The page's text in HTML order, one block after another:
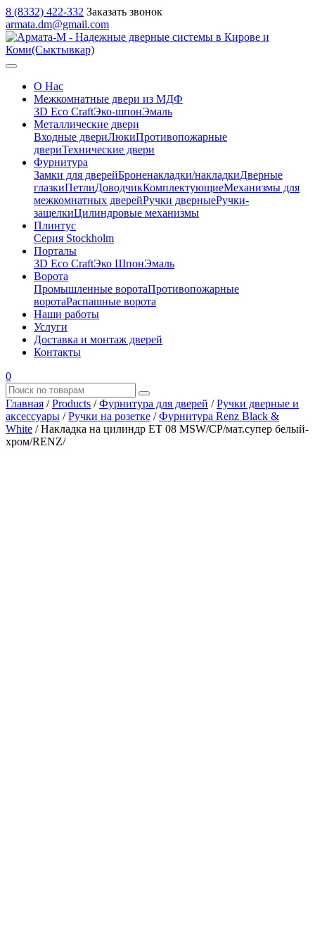
8 (8332) 422-332 Заказать звонок
armata.dm@gmail.com
О Нас
Межкомнатные двери из МДФ
3D Eco CraftЭко-шпонЭмаль
Металлические двери
Входные двериЛюкиПротивопожарные
двериТехнические двери
Фурнитура
Замки для дверейБроненакладки/накладкиДверные
глазкиПетлиДоводчикКомплектующиеМеханизмы для
межкомнатных дверейРучки дверныеРучки-
защелкиЦилиндровые механизмы
Плинтус
Серия Stockholm
Порталы
3D Eco CraftЭко ШпонЭмаль
Ворота
Промышленные воротаПротивопожарные
воротаРаспашные ворота
Наши работы
Услуги
Доставка и монтаж дверей
Контакты
0
Главная /Products /Фурнитура для дверей /Ручки дверные и
аксессуары /Ручки на розетке /Фурнитура Renz Black &
White /Накладка на цилиндр ЕТ 08 MSW/CP/мат.супер белый-
хром/RENZ/